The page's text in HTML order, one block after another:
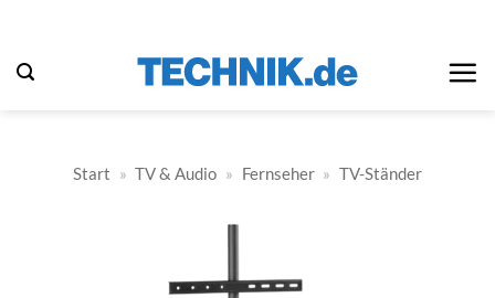
springen
Start » TV & Audio » Fernseher » TV-Ständer